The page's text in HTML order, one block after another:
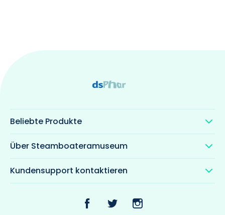
Beliebte Produkte
Über Steamboateramuseum
Kundensupport kontaktieren